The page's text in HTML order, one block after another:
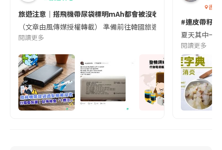
旅遊注意｜搭飛機帶尿袋標明mAh都會被沒收😱出發前切記檢查
（文章由風傳媒授權轉載） 準備前往韓國旅遊的民眾，近期要
閱讀更多
香港
#連皮帶籽
夏天其中一
閱讀更多